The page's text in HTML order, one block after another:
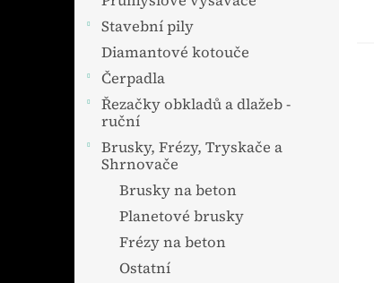
Stavební pily
Diamantové kotouče
Čerpadla
Řezačky obkladů a dlažeb -
ruční
Brusky, Frézy, Tryskače a
Shrnovače
Brusky na beton
Planetové brusky
Frézy na beton
Ostatní